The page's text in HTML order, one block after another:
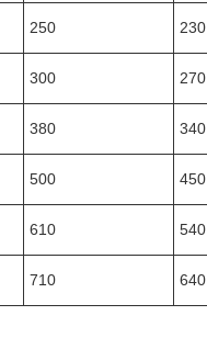
250 230
300 270
380 340
500 450
610 540
710 640